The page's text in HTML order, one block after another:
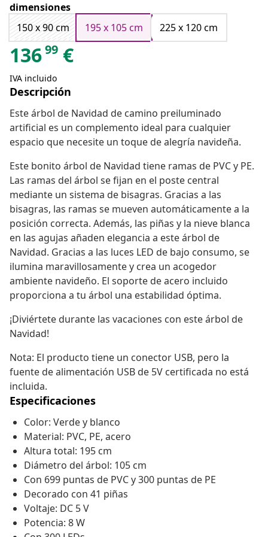
dimensiones
150 x 90 cm
195 x 105 cm 225 x 120 cm
13699 €
IVA incluido
Descripción
Este árbol de Navidad de camino preiluminado
artificial es un complemento ideal para cualquier
espacio que necesite un toque de alegría navideña.
Este bonito árbol de Navidad tiene ramas de PVC y PE.
Las ramas del árbol se fijan en el poste central
mediante un sistema de bisagras. Gracias a las
bisagras, las ramas se mueven automáticamente a la
posición correcta. Además, las piñas y la nieve blanca
en las agujas añaden elegancia a este árbol de
Navidad. Gracias a las luces LED de bajo consumo, se
ilumina maravillosamente y crea un acogedor
ambiente navideño. El soporte de acero incluido
proporciona a tu árbol una estabilidad óptima.
¡Diviértete durante las vacaciones con este árbol de
Navidad!
Nota: El producto tiene un conector USB, pero la
fuente de alimentación USB de 5V certificada no está
incluida.
Especificaciones
Color: Verde y blanco
Material: PVC, PE, acero
Altura total: 195 cm
Diámetro del árbol: 105 cm
Con 699 puntas de PVC y 300 puntas de PE
Decorado con 41 piñas
Voltaje: DC 5 V
Potencia: 8 W